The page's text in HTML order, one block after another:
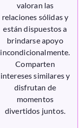
valoran las
relaciones sólidas y
están dispuestos a
brindarse apoyo
incondicionalmente.
Comparten
intereses similares y
disfrutan de
momentos
divertidos juntos.